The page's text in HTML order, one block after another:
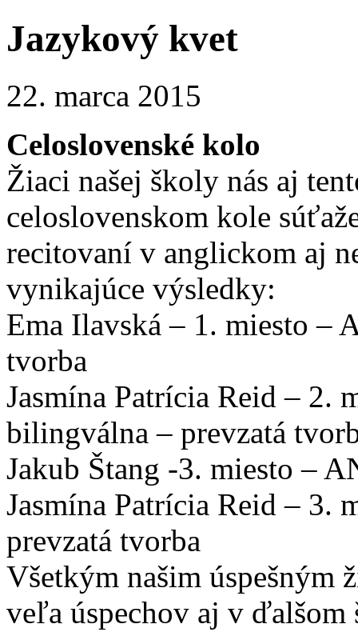
Jazykový kvet
22. marca 2015
Celoslovenské kolo
Žiaci našej školy nás aj
celoslovenskom kole
recitovaní v anglickom aj
vynikajúce výsledky:
Ema Ilavská – 1. miesto –
tvorba
Jasmína Patrícia Reid – 2.
bilingválna – prevzatá
Jakub Štang -3. miesto –
Jasmína Patrícia Reid – 3.
prevzatá tvorba
Všetkým našim úspešným
veľa úspechov aj v